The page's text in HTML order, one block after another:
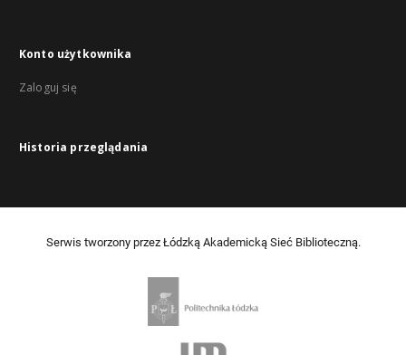
Konto użytkownika
Zaloguj się
Historia przeglądania
Serwis tworzony przez Łódzką Akademicką Sieć Biblioteczną.